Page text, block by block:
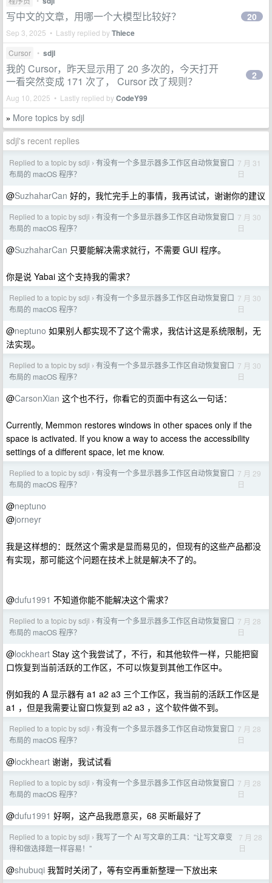
写中文的文章，用哪一个大模型比较好？
Sep 3, 2025 • Lastly replied byThiece
20
Cursor • sdjl
我的 Cursor，昨天显示用了 20 多次的，今天打开
一看突然变成 171 次了， Cursor 改了规则？
Aug 10, 2025 • Lastly replied byCodeY99
2
» More topics by sdjl
sdjl's recent replies
Replied to a topic by sdjl › 有没有一个多显示器多工作区自动恢复窗口
布局的 macOS 程序？
7 月 31
日
@SuzhaharCan 好的，我忙完手上的事情，我再试试，谢谢你的建议
Replied to a topic by sdjl › 有没有一个多显示器多工作区自动恢复窗口
布局的 macOS 程序？
7 月 30
日
@SuzhaharCan 只要能解决需求就行，不需要 GUI 程序。
你是说 Yabai 这个支持我的需求？
Replied to a topic by sdjl › 有没有一个多显示器多工作区自动恢复窗口
布局的 macOS 程序？
7 月 30
日
@neptuno 如果别人都实现不了这个需求，我估计这是系统限制，无
法实现。
Replied to a topic by sdjl › 有没有一个多显示器多工作区自动恢复窗口
布局的 macOS 程序？
7 月 30
日
@CarsonXian 这个也不行，你看它的页面中有这么一句话：
Currently, Memmon restores windows in other spaces only if the
space is activated. If you know a way to access the accessibility
settings of a different space, let me know.
Replied to a topic by sdjl › 有没有一个多显示器多工作区自动恢复窗口
布局的 macOS 程序？
7 月 29
日
@neptuno
@jorneyr
我是这样想的：既然这个需求是显而易见的，但现有的这些产品都没
有实现，那可能这个问题在技术上就是解决不了的。
@dufu1991 不知道你能不能解决这个需求？
Replied to a topic by sdjl › 有没有一个多显示器多工作区自动恢复窗口
布局的 macOS 程序？
7 月 28
日
@lockheart Stay 这个我尝试了，不行，和其他软件一样，只能把窗
口恢复到当前活跃的工作区，不可以恢复到其他工作区中。
例如我的 A 显示器有 a1 a2 a3 三个工作区，我当前的活跃工作区是
a1 ，但是我需要让窗口恢复到 a2 a3 ，这个软件做不到。
Replied to a topic by sdjl › 有没有一个多显示器多工作区自动恢复窗口
布局的 macOS 程序？
7 月 28
日
@lockheart 谢谢，我试试看
Replied to a topic by sdjl › 有没有一个多显示器多工作区自动恢复窗口
布局的 macOS 程序？
7 月 28
日
@dufu1991 好啊，这产品我愿意买，68 买断最好了
Replied to a topic by sdjl › 我写了一个 AI 写文章的工具：“让写文章变
得和做选择题一样容易！”
7 月 28
日
@shubuqi 我暂时关闭了，等有空再重新整理一下放出来